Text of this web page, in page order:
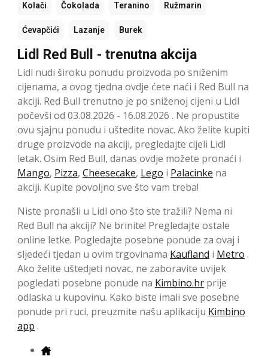
Kolači Čokolada Teranino Ružmarin
Ćevapčići Lazanje Burek
Lidl Red Bull - trenutna akcija
Lidl nudi široku ponudu proizvoda po sniženim
cijenama, a ovog tjedna ovdje ćete naći i Red Bull na
akciji. Red Bull trenutno je po sniženoj cijeni u Lidl
počevši od 03.08.2026 - 16.08.2026 . Ne propustite
ovu sjajnu ponudu i uštedite novac. Ako želite kupiti
druge proizvode na akciji, pregledajte cijeli Lidl
letak. Osim Red Bull, danas ovdje možete pronaći i
Mango, Pizza, Cheesecake, Lego i Palacinke na
akciji. Kupite povoljno sve što vam treba!
Niste pronašli u Lidl ono što ste tražili? Nema ni
Red Bull na akciji? Ne brinite! Pregledajte ostale
online letke. Pogledajte posebne ponude za ovaj i
sljedeći tjedan u ovim trgovinama Kaufland i Metro .
Ako želite uštedjeti novac, ne zaboravite uvijek
pogledati posebne ponude na Kimbino.hr prije
odlaska u kupovinu. Kako biste imali sve posebne
ponude pri ruci, preuzmite našu aplikaciju Kimbino
app .